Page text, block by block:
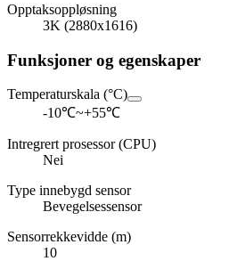
Opptaksoppløsning
3K (2880x1616)
Funksjoner og egenskaper
Temperaturskala (°C)
-10℃~+55℃
Intregrert prosessor (CPU)
Nei
Type innebygd sensor
Bevegelsessensor
Sensorrekkevidde (m)
10